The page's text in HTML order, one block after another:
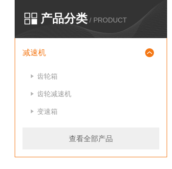
产品分类 / PRODUCT
减速机
齿轮箱
齿轮减速机
变速箱
查看全部产品